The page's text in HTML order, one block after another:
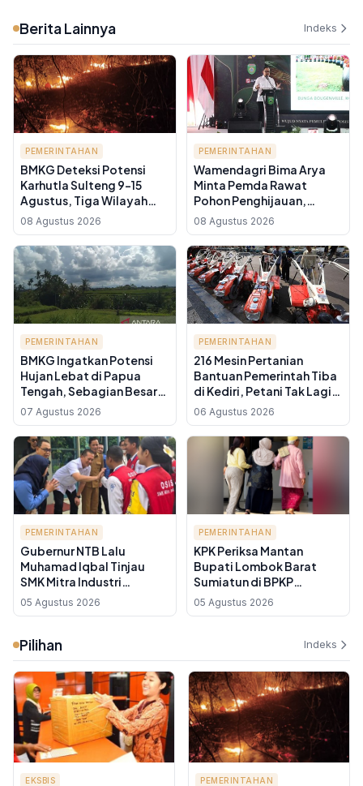
Berita Lainnya Indeks
PEMERINTAHAN
BMKG Deteksi Potensi
Karhutla Sulteng 9-15
Agustus, Tiga Wilayah
Masuk Kategori Sangat
Tinggi
08 Agustus 2026
PEMERINTAHAN
Wamendagri Bima Arya
Minta Pemda Rawat
Pohon Penghijauan,
Bukan Sekadar Tanam
Lalu Ditinggal
08 Agustus 2026
PEMERINTAHAN
BMKG Ingatkan Potensi
Hujan Lebat di Papua
Tengah, Sebagian Besar
Wilayah Indonesia
Berawan
07 Agustus 2026
PEMERINTAHAN
216 Mesin Pertanian
Bantuan Pemerintah Tiba
di Kediri, Petani Tak Lagi
Andalkan Tenaga Manual
06 Agustus 2026
PEMERINTAHAN
Gubernur NTB Lalu
Muhamad Iqbal Tinjau
SMK Mitra Industri
MM2100, Targetkan
Lulusan SMK NTB Siap
Jerman
05 Agustus 2026
PEMERINTAHAN
KPK Periksa Mantan
Bupati Lombok Barat
Sumiatun di BPKP
Mataram, Suami Turut
Dihadirkan
05 Agustus 2026
Pilihan Indeks
EKSBIS PEMERINTAHAN